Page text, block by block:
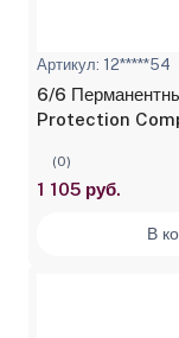
Артикул: 12*****54
6/6
Protection
(0)
1 105 руб.
В